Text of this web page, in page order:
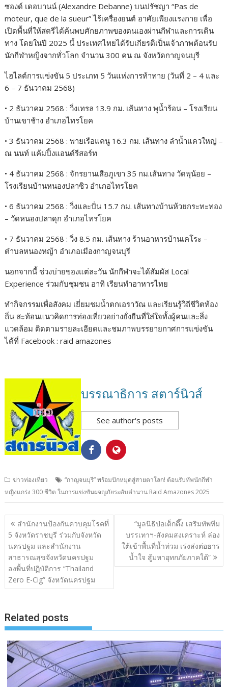
ซองด์ เดอบานน์ (Alexandre Debanne) บนปรัชญา “Pas de
moteur, que de la sueur” ไร้เครื่องยนต์ อาศัยเพียงแรงกาย เพื่อ
เปิดพื้นที่ให้สตรีได้ค้นพบศักยภาพของตนเองผ่านกีฬาและการเดิน
ทาง โดยในปี 2025 นี้ ประเทศไทยได้รับเกียรติเป็นเจ้าภาพต้อนรับ
นักกีฬาหญิงจากทั่วโลก จำนวน 300 คน ณ จังหวัดกาญจนบุรี
ไฮไลต์การแข่งขัน 5 ประเภท 5 วันแห่งการท้าทาย (วันที่ 2 – 4 และ
6 – 7 ธันวาคม 2568)
• 2 ธันวาคม 2568 : วิ่งเทรล 13.9 กม. เส้นทาง พุน้ำร้อน – โรงเรียน
บ้านเขาช้าง อำเภอไทรโยค
• 3 ธันวาคม 2568 : พายเรือแคนู 16.3 กม. เส้นทาง ลำน้ำแควใหญ่ –
ณ นนท์ แค้มปิ้งแอนด์รีสอร์ท
• 4 ธันวาคม 2568 : จักรยานเสือภูเขา 35 กม.เส้นทาง วัดพุน้อย –
โรงเรียนบ้านหนองปลาซิว อำเภอไทรโยค
• 6 ธันวาคม 2568 : วิ่งและปั่น 15.7 กม. เส้นทางบ้านห้วยกระทะทอง
– วัดหนองปลาดุก อำเภอไทรโยค
• 7 ธันวาคม 2568 : วิ่ง 8.5 กม. เส้นทาง ร้านอาหารบ้านเคโระ –
ตำบลหนองหญ้า อำเภอเมืองกาญจนบุรี
นอกจากนี้ ช่วงบ่ายของแต่ละวัน นักกีฬาจะได้สัมผัส Local
Experience ร่วมกับชุมชน อาทิ เรียนทำอาหารไทย
ทำกิจกรรมเพื่อสังคม เยี่ยมชมน้ำตกเอราวัณ และเรียนรู้วิถีชีวิตท้อง
ถิ่น สะท้อนแนวคิดการท่องเที่ยวอย่างยั่งยืนที่ใส่ใจทั้งผู้คนและสิ่ง
แวดล้อม ติดตามรายละเอียดและชมภาพบรรยายกาศการแข่งขัน
ได้ที่ Facebook : raid amazones
บรรณาธิการ สตาร์นิวส์
See author's posts
ข่าวท่องเที่ยว
“กาญจนบุรี” พร้อมปักหมุดสู่สายตาโลก! ต้อนรับทัพนักกีฬา
หญิงแกร่ง 300 ชีวิต ในการแข่งขันผจญภัยระดับตำนาน Raid Amazones 2025
แนะแนว
เรื่อง
สำนักงานป้องกันควบคุมโรคที่
5 จังหวัดราชบุรี ร่วมกับจังหวัด
นครปฐม และสำนักงาน
สาธารณสุขจังหวัดนครปฐม
ลงพื้นที่ปฏิบัติการ “Thailand
Zero E-Cig” จังหวัดนครปฐม
“มูลนิธิป่อเต็กตึ๊ง เสริมทัพทีม
บรรเทาฯ-สังคมสงเคราะห์ ล่อง
ใต้เข้าพื้นที่น้ำท่วม เร่งส่งต่อธาร
น้ำใจ สู้มหาอุทกภัยภาคใต้”
Related posts